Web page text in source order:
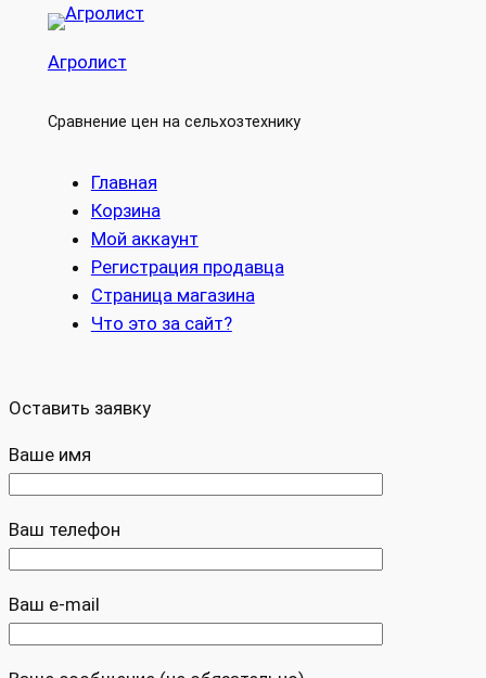
Агролист
Сравнение цен на сельхозтехнику
Главная
Корзина
Мой аккаунт
Регистрация продавца
Страница магазина
Что это за сайт?
Оставить заявку
Ваше имя
Ваш телефон
Ваш e-mail